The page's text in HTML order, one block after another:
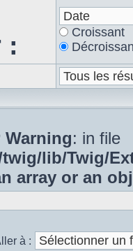
:
Croissant
Warning: in file
lib/Twig/
array or an
à :